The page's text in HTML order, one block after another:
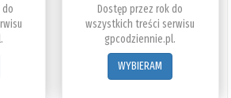
Dostęp przez rok do
wszystkich treści serwisu
gpcodziennie.pl.
WYBIERAM